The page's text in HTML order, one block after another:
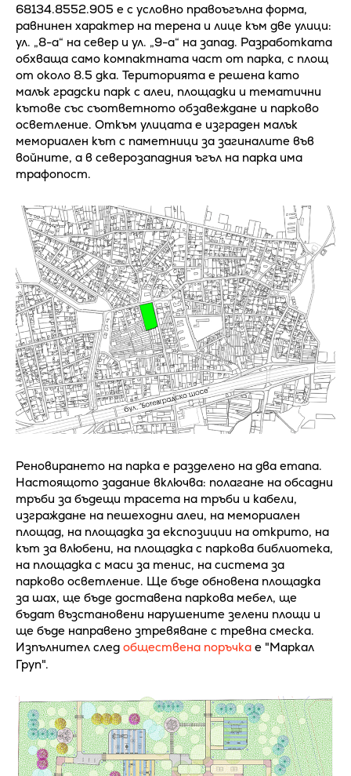
68134.8552.905 е с условно правоъгълна форма,
равнинен характер на терена и лице към две улици:
ул. „8-а“ на север и ул. „9-а“ на запад. Разработката
обхваща само компактната част от парка, с площ
от около 8.5 дка. Територията е решена като
малък градски парк с алеи, площадки и тематични
кътове със съответното обзавеждане и парково
осветление. Откъм улицата е изграден малък
мемориален кът с паметници за загиналите във
войните, а в северозападния ъгъл на парка има
трафопост.
Реновирането на парка е разделено на два етапа.
Настоящото задание включва: полагане на обсадни
тръби за бъдещи трасета на тръби и кабели,
изграждане на пешеходни алеи, на мемориален
площад, на площадка за експозиции на открито, на
кът за влюбени, на площадка с паркова библиотека,
на площадка с маси за тенис, на система за
парково осветление. Ще бъде обновена площадка
за шах, ще бъде доставена паркова мебел, ще
бъдат възстановени нарушените зелени площи и
ще бъде направено зтревяване с тревна смеска.
Изпълнител след обществена поръчка е "Маркал
Груп".